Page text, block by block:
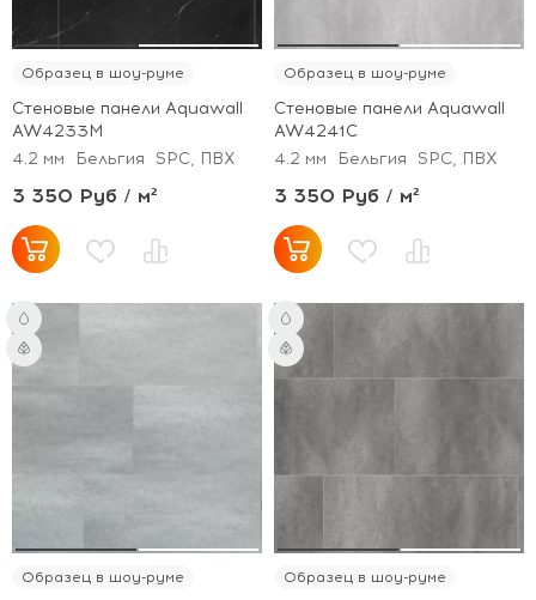
Образец в шоу-руме
Стеновые панели Aquawall
AW4233M
4.2 мм
Бельгия SPC, ПВХ
3 350 Руб / м²
Образец в шоу-руме
Стеновые панели Aquawall
AW4241C
4.2 мм
Бельгия SPC, ПВХ
3 350 Руб / м²
Образец в шоу-руме Образец в шоу-руме